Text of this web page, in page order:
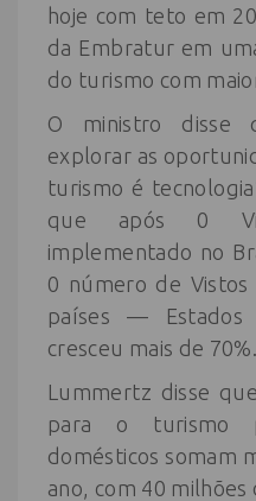
hoje com teto em
da Embratur em
do turismo com
O ministro disse
explorar as
turismo é
que após 0
implementado no
0 número de Vistos
países —
cresceu mais de 70%.
Lummertz disse
para o turismo
domésticos somam
ano, com 40